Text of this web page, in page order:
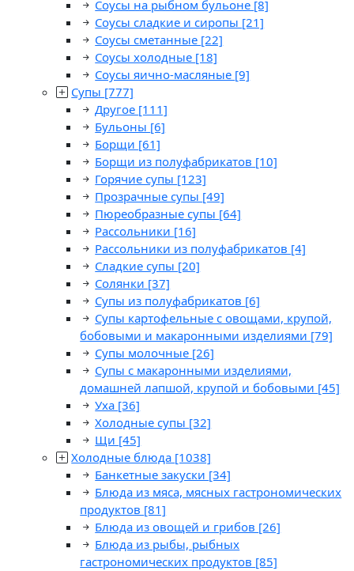
Соусы на рыбном бульоне [8]
Соусы сладкие и сиропы [21]
Соусы сметанные [22]
Соусы холодные [18]
Соусы яично-масляные [9]
Супы [777]
Другое [111]
Бульоны [6]
Борщи [61]
Борщи из полуфабрикатов [10]
Горячие супы [123]
Прозрачные супы [49]
Пюреобразные супы [64]
Рассольники [16]
Рассольники из полуфабрикатов [4]
Сладкие супы [20]
Солянки [37]
Супы из полуфабрикатов [6]
Супы картофельные с овощами, крупой,
бобовыми и макаронными изделиями [79]
Супы молочные [26]
Супы с макаронными изделиями,
домашней лапшой, крупой и бобовыми [45]
Уха [36]
Холодные супы [32]
Щи [45]
Холодные блюда [1038]
Банкетные закуски [34]
Блюда из мяса, мясных гастрономических
продуктов [81]
Блюда из овощей и грибов [26]
Блюда из рыбы, рыбных
гастрономических продуктов [85]